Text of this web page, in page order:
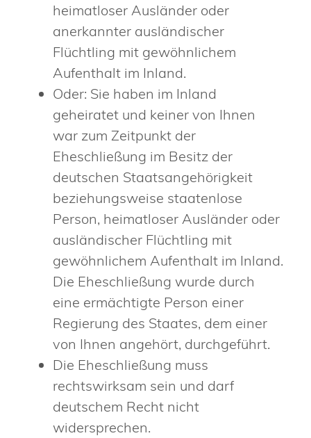
heimatloser Ausländer oder
anerkannter ausländischer
Flüchtling mit gewöhnlichem
Aufenthalt im Inland.
Oder: Sie haben im Inland
geheiratet und keiner von Ihnen
war zum Zeitpunkt der
Eheschließung im Besitz der
deutschen Staatsangehörigkeit
beziehungsweise staatenlose
Person, heimatloser Ausländer oder
ausländischer Flüchtling mit
gewöhnlichem Aufenthalt im Inland.
Die Eheschließung wurde durch
eine ermächtigte Person einer
Regierung des Staates, dem einer
von Ihnen angehört, durchgeführt.
Die Eheschließung muss
rechtswirksam sein und darf
deutschem Recht nicht
widersprechen.